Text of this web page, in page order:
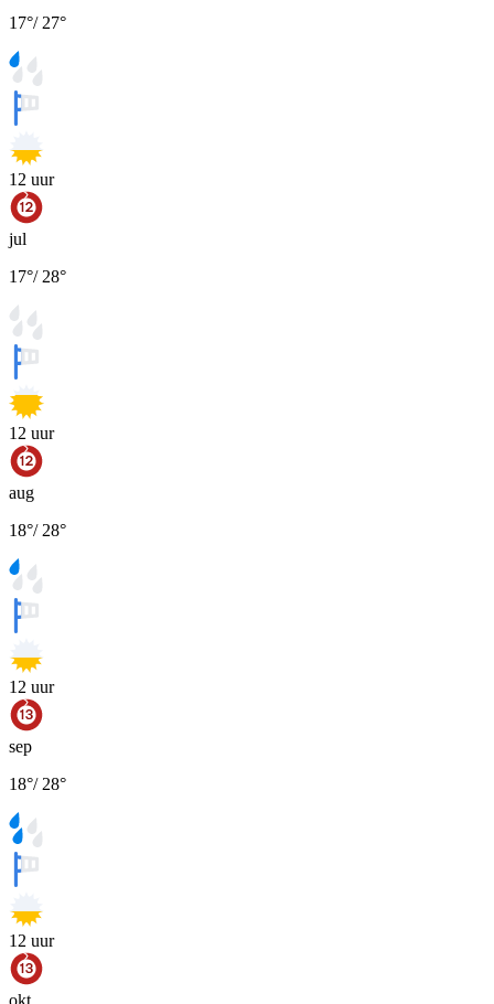
17°/ 27°
12 uur
jul
17°/ 28°
12 uur
aug
18°/ 28°
12 uur
sep
18°/ 28°
12 uur
okt